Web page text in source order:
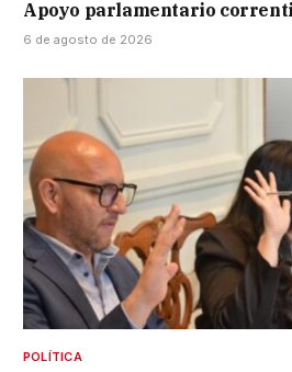
Apoyo parlamentario
6 de agosto de 2026
POLÍTICA